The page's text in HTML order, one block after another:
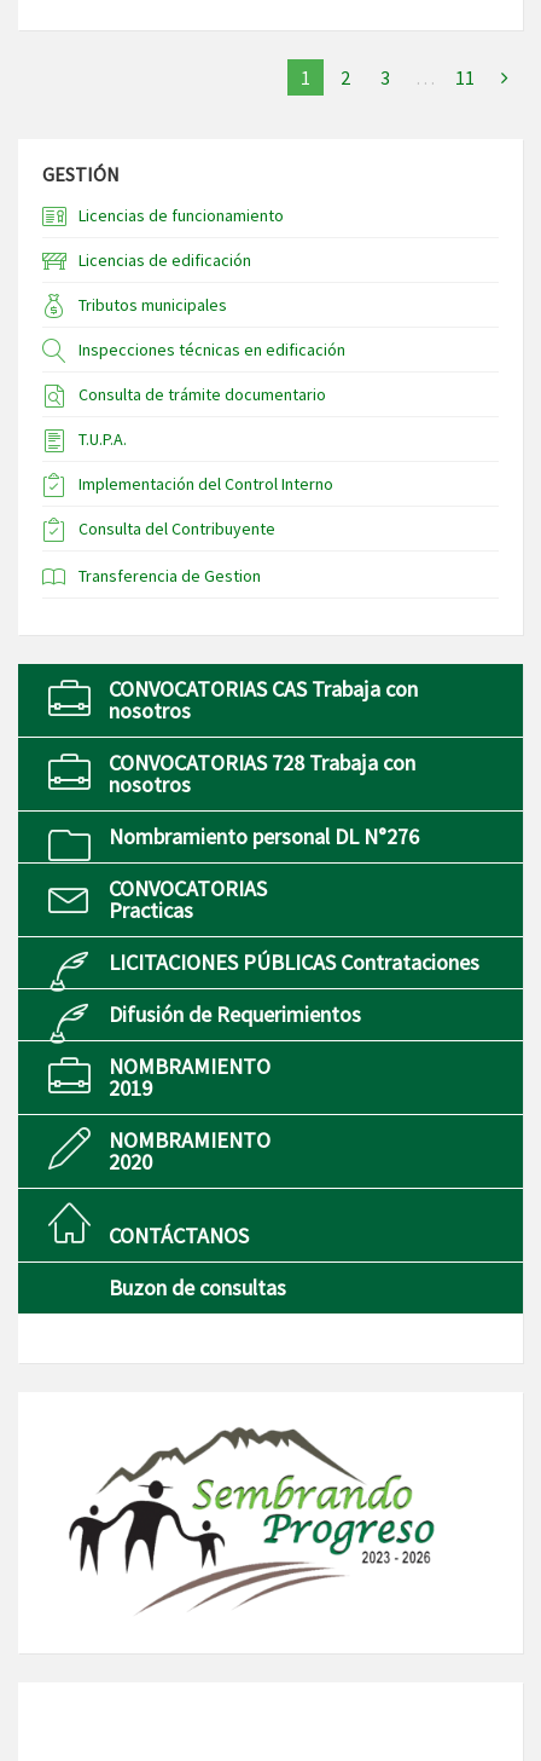
1 2 3 … 11
GESTIÓN
Licencias de funcionamiento
Licencias de edificación
Tributos municipales
Inspecciones técnicas en edificación
Consulta de trámite documentario
T.U.P.A.
Implementación del Control Interno
Consulta del Contribuyente
Transferencia de Gestion
CONVOCATORIAS CAS Trabaja con
nosotros
CONVOCATORIAS 728 Trabaja con
nosotros
Nombramiento personal DL N°276
CONVOCATORIAS
Practicas
LICITACIONES PÚBLICAS Contrataciones
Difusión de Requerimientos
NOMBRAMIENTO
2019
NOMBRAMIENTO
2020
CONTÁCTANOS
Buzon de consultas